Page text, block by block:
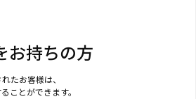
お持ちの方
たお客様は、
ことができます。